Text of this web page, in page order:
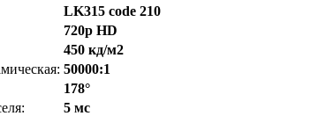
LK315 code 210
720p HD
450 кд/м2
50000:1
178°
5 мс